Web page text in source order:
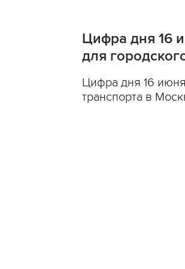
Цифра дня 16
для
Цифра дня 16
транспорта в